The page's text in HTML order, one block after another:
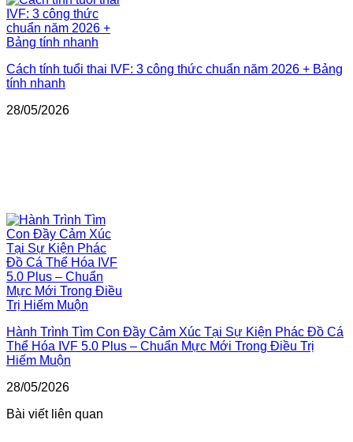
Cách tính tuổi thai IVF: 3 công thức chuẩn năm 2026 + Bảng
tính nhanh
28/05/2026
Hành Trình Tìm Con Đầy Cảm Xúc Tại Sự Kiện Phác Đồ Cá
Thể Hóa IVF 5.0 Plus – Chuẩn Mực Mới Trong Điều Trị
Hiếm Muộn
28/05/2026
Bài viết liên quan